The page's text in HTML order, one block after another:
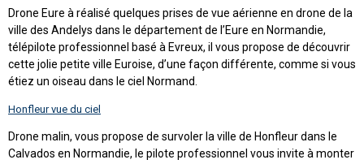
Drone Eure à réalisé quelques prises de vue aérienne en drone de la
ville des Andelys dans le département de l’Eure en Normandie,
télépilote professionnel basé à Evreux, il vous propose de découvrir
cette jolie petite ville Euroise, d’une façon différente, comme si vous
étiez un oiseau dans le ciel Normand.
Honfleur vue du ciel
Drone malin, vous propose de survoler la ville de Honfleur dans le
Calvados en Normandie, le pilote professionnel vous invite à monter